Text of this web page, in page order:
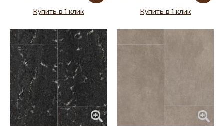
Купить в 1 клик Купить в 1 клик